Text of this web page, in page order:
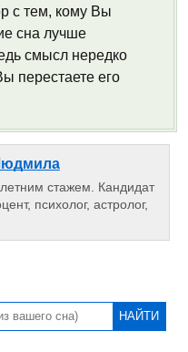
с тем, кому Вы
сна лучше
смысл нередко
перестаете его
стажем. Кандидат
психолог, астролог,